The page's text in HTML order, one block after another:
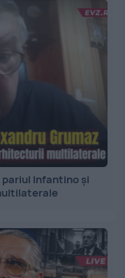
pariul Infantino și